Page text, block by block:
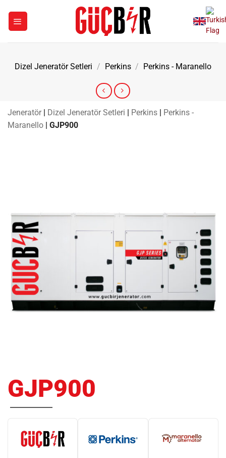
Dizel Jeneratör Setleri / Perkins / Perkins - Maranello
Jeneratör | Dizel Jeneratör Setleri | Perkins | Perkins -
Maranello | GJP900
GJP900